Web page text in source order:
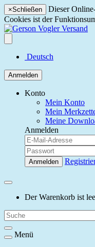
×Schließen
Dieser
Cookies ist der
Deutsch
Anmelden
Konto
Mein Konto
Mein
Meine
Anmelden
Anmelden
Der Warenkorb ist
Menü